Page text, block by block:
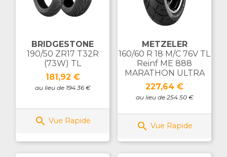
BRIDGESTONE
190/50 ZR17 T32R
(73W) TL
Prix
181,92 €
au lieu de 194.36 €
 Vue Rapide
METZELER
160/60 R 18 M/C 76V TL
Reinf ME 888
MARATHON ULTRA
Prix
227,64 €
au lieu de 254.50 €
 Vue Rapide